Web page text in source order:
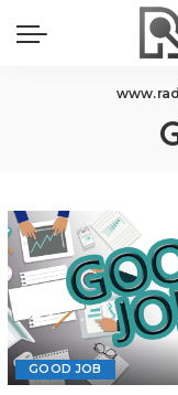
GOOD JOB